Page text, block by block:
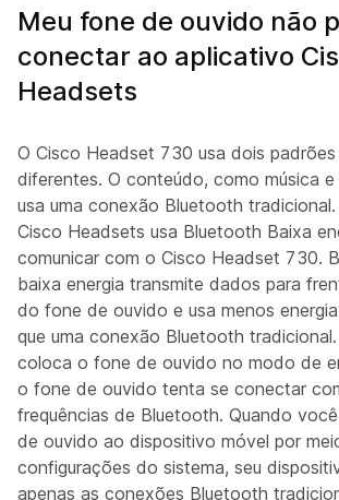
Meu fone de ouvido não
conectar ao aplicativo
Headsets
O Cisco Headset 730 usa dois
diferentes. O conteúdo, como música
usa uma conexão Bluetooth
Cisco Headsets usa Bluetooth Baixa
comunicar com o Cisco Headset 730.
baixa energia transmite dados para
do fone de ouvido e usa menos
que uma conexão Bluetooth
coloca o fone de ouvido no modo de
o fone de ouvido tenta se conectar
frequências de Bluetooth. Quando
de ouvido ao dispositivo móvel por
configurações do sistema, seu
apenas as conexões Bluetooth